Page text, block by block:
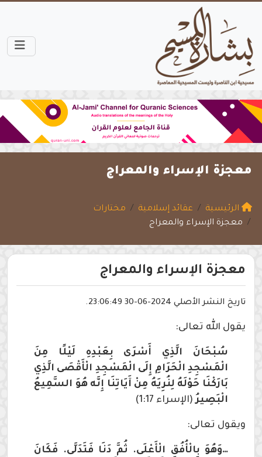
معجزة الإسراء والمعراج
الرئيسية عقائد إسلامية
مختارات
معجزة الإسراء والمعراج
معجزة الإسراء والمعراج
تاريخ النشر الأصلي 2024-06-30 23:06:49.
يقول الله تعالى:
سُبْحَانَ الَّذِي أَسْرَى بِعَبْدِهِ لَيْلًا مِنَ
الْمَسْجِدِ الْحَرَامِ إِلَى الْمَسْجِدِ الْأَقْصَى الَّذِي
بَارَكْنَا حَوْلَهُ لِنُرِيَهُ مِنْ آَيَاتِنَا إِنَّه هُوَ السَّمِيعُ
الْبَصِيرُ (الإسراء 1:17)
ويقول تعالى:
…وَهُوَ بِالْأُفُقِ الْأَعْلَى. ثُمَّ دَنَا فَتَدَلَّى. فَكَانَ